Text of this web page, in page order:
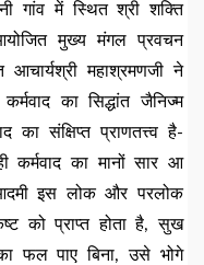
गांव में स्थित श्री शक्ति
आयोजित मुख्य मंगल प्रवचन
महाश्रमणजी ने
का सिद्धांत जैनिज्म
का संक्षिप्त प्राणतत्त्व है-
का मानों सार आ
इस लोक और परलोक
को प्राप्त होता है, सुख
फल पाए बिना, उसे भोगे